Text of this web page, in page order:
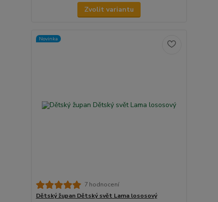
Zvolit variantu
Novinka
7 hodnocení
Dětský župan Dětský svět Lama lososový